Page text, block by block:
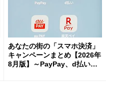
あなたの街の「スマホ決済」
キャンペーンまとめ【2026年
8月版】～PayPay、d払い、a